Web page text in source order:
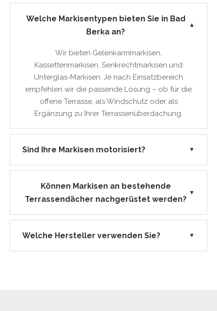
Welche Markisentypen bieten Sie in Bad
Berka an?
▼
Wir bieten Gelenkarmmarkisen,
Kassettenmarkisen, Senkrechtmarkisen und
Unterglas-Markisen. Je nach Einsatzbereich
empfehlen wir die passende Lösung – ob für die
offene Terrasse, als Windschutz oder als
Ergänzung zu Ihrer Terrassenüberdachung.
Sind Ihre Markisen motorisiert? ▼
Können Markisen an bestehende
Terrassendächer nachgerüstet werden?
▼
Welche Hersteller verwenden Sie? ▼